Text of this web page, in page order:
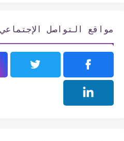
مواقع التواصل الإجتماعي